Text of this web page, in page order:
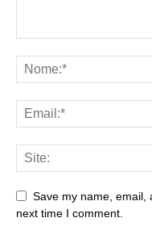
Save my name, email,
next time I comment.